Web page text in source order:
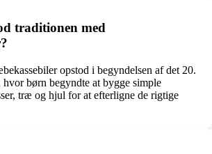
traditionen med
opstod i begyndelsen af det 20.
børn begyndte at bygge simple
træ og hjul for at efterligne de rigtige